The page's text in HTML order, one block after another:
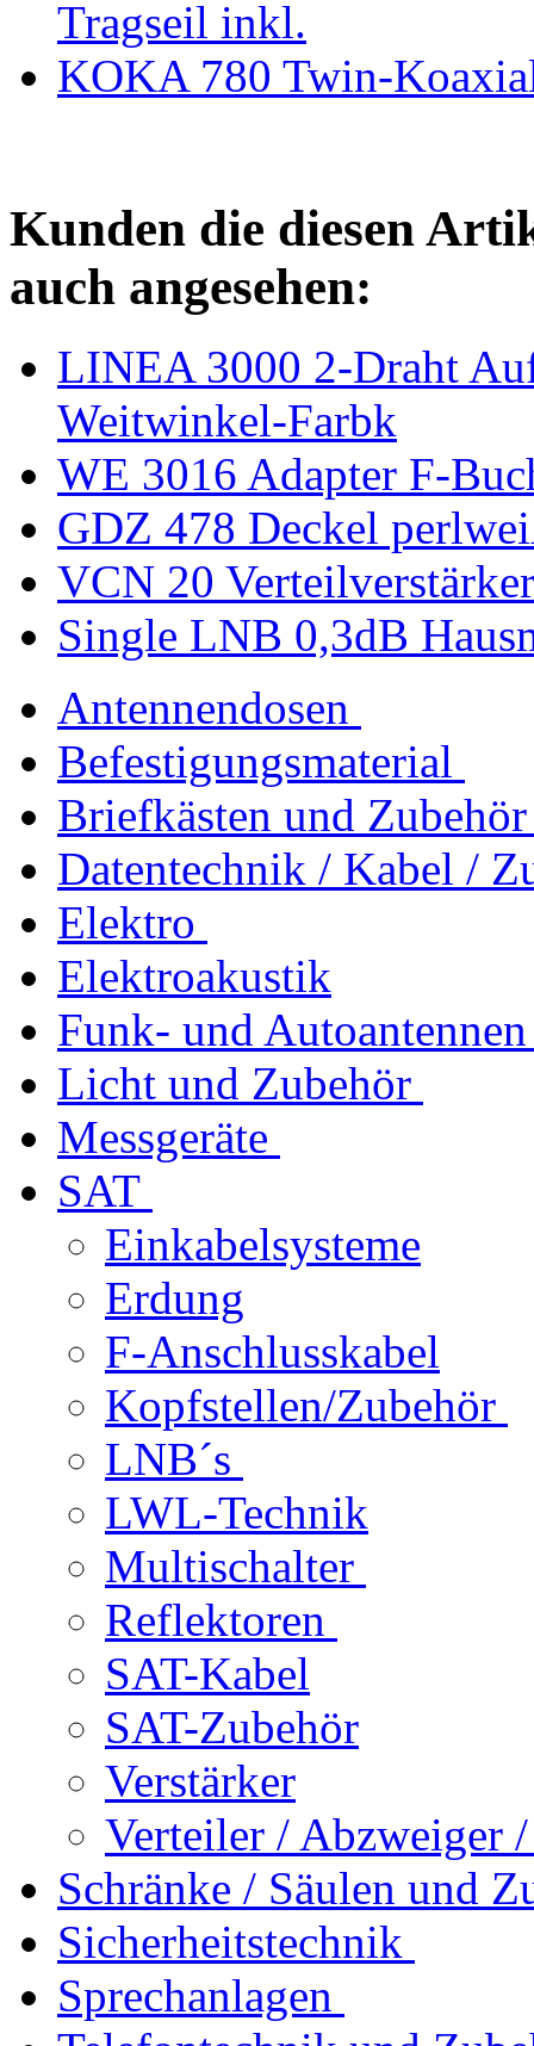
Tragseil inkl.
KOKA 780 Twin-
Kunden die diesen
auch angesehen:
LINEA 3000 2-Draht
Weitwinkel-Farbk
WE 3016 Adapter F-
GDZ 478 Deckel
VCN 20
Single LNB 0,3dB
Antennendosen
Befestigungsmaterial
Briefkästen und Zubehör
Datentechnik / Kabel /
Elektro
Elektroakustik
Funk- und Autoantennen
Licht und Zubehör
Messgeräte
SAT
Einkabelsysteme
Erdung
F-Anschlusskabel
Kopfstellen/Zubehör
LNB´s
LWL-Technik
Multischalter
Reflektoren
SAT-Kabel
SAT-Zubehör
Verstärker
Verteiler / Abzweiger
Schränke / Säulen und
Sicherheitstechnik
Sprechanlagen